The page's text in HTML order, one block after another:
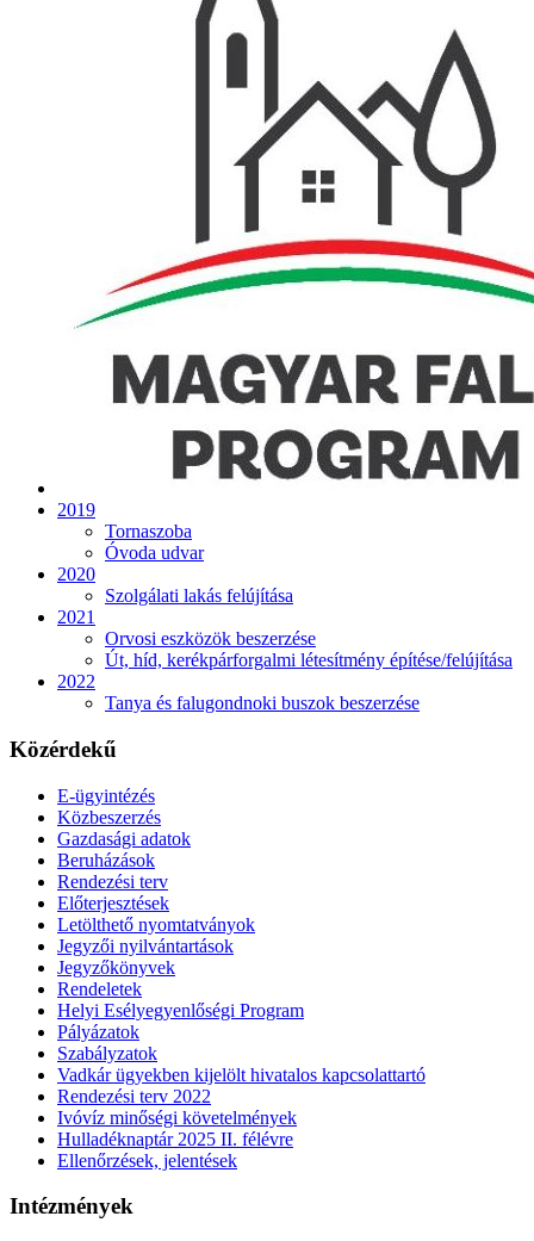
2019
Tornaszoba
Óvoda udvar
2020
Szolgálati lakás felújítása
2021
Orvosi eszközök beszerzése
Út, híd, kerékpárforgalmi létesítmény építése/felújítása
2022
Tanya és falugondnoki buszok beszerzése
Közérdekű
E-ügyintézés
Közbeszerzés
Gazdasági adatok
Beruházások
Rendezési terv
Előterjesztések
Letölthető nyomtatványok
Jegyzői nyilvántartások
Jegyzőkönyvek
Rendeletek
Helyi Esélyegyenlőségi Program
Pályázatok
Szabályzatok
Vadkár ügyekben kijelölt hivatalos kapcsolattartó
Rendezési terv 2022
Ivóvíz minőségi követelmények
Hulladéknaptár 2025 II. félévre
Ellenőrzések, jelentések
Intézmények